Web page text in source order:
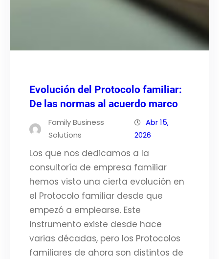
Evolución del Protocolo familiar:
De las normas al acuerdo marco
Family Business
Solutions
Abr 15,
2026
Los que nos dedicamos a la
consultoría de empresa familiar
hemos visto una cierta evolución en
el Protocolo familiar desde que
empezó a emplearse. Este
instrumento existe desde hace
varias décadas, pero los Protocolos
familiares de ahora son distintos de